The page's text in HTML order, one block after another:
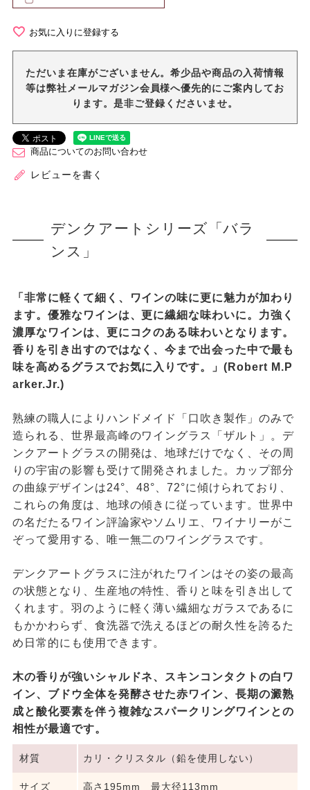
お気に入りに登録する
ただいま在庫がございません。希少品や商品の入荷情報
等は弊社メールマガジン会員様へ優先的にご案内してお
ります。是非ご登録くださいませ。
商品についてのお問い合わせ
レビューを書く
デンクアートシリーズ「バラ
ンス」
「非常に軽くて細く、ワインの味に更に魅力が加わり
ます。優雅なワインは、更に繊細な味わいに。力強く
濃厚なワインは、更にコクのある味わいとなります。
香りを引き出すのではなく、今まで出会った中で最も
味を高めるグラスでお気に入りです。」(Robert M.P
arker.Jr.)
熟練の職人によりハンドメイド「口吹き製作」のみで
造られる、世界最高峰のワイングラス「ザルト」。デ
ンクアートグラスの開発は、地球だけでなく、その周
りの宇宙の影響も受けて開発されました。カップ部分
の曲線デザインは24°、48°、72°に傾けられており、
これらの角度は、地球の傾きに従っています。世界中
の名だたるワイン評論家やソムリエ、ワイナリーがこ
ぞって愛用する、唯一無二のワイングラスです。
デンクアートグラスに注がれたワインはその姿の最高
の状態となり、生産地の特性、香りと味を引き出して
くれます。羽のように軽く薄い繊細なガラスであるに
もかかわらず、食洗器で洗えるほどの耐久性を誇るた
め日常的にも使用できます。
木の香りが強いシャルドネ、スキンコンタクトの白ワ
イン、ブドウ全体を発酵させた赤ワイン、長期の澱熟
成と酸化要素を伴う複雑なスパークリングワインとの
相性が最適です。
材質 カリ・クリスタル（鉛を使用しない）
サイズ 高さ195mm 最大径113mm